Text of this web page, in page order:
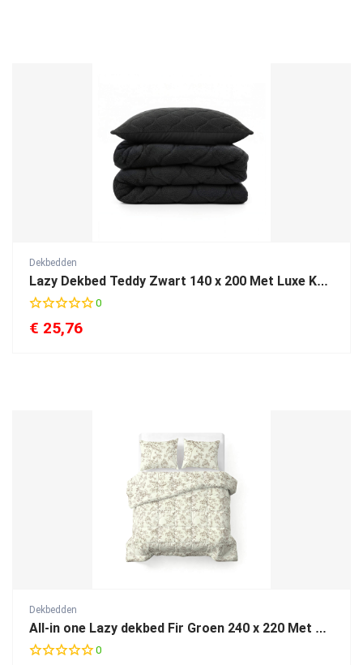
Dekbedden
Lazy Dekbed Teddy Zwart 140 x 200 Met Luxe Kussensloop
0
€ 25,76
Dekbedden
All-in one Lazy dekbed Fir Groen 240 x 220 Met Kussenslopen
0